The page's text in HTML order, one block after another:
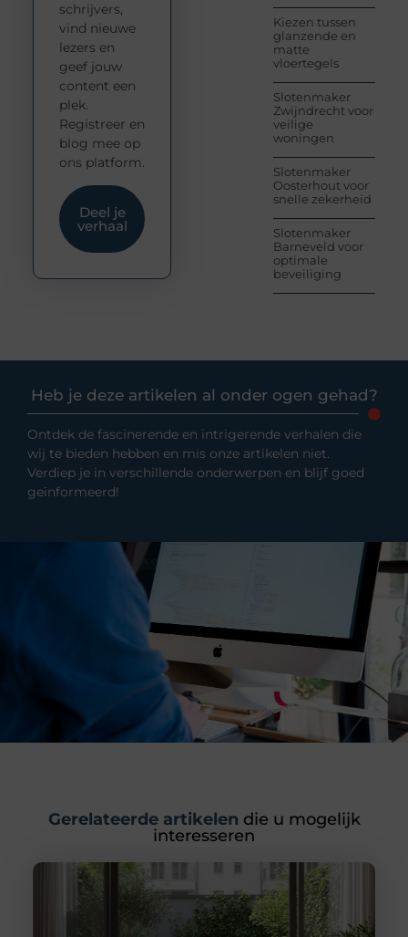
Kiezen tussen
glanzende en
matte
vloertegels
Slotenmaker
Zwijndrecht voor
veilige
woningen
Slotenmaker
Oosterhout voor
snelle zekerheid
Slotenmaker
Barneveld voor
optimale
beveiliging
schrijvers,
vind nieuwe
lezers en
geef jouw
content een
plek.
Registreer en
blog mee op
ons platform.
Deel je
verhaal
Heb je deze artikelen al onder ogen gehad?
Ontdek de fascinerende en intrigerende verhalen die
wij te bieden hebben en mis onze artikelen niet.
Verdiep je in verschillende onderwerpen en blijf goed
geïnformeerd!
Gerelateerde artikelen die u mogelijk
interesseren